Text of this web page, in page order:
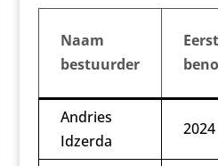
Naam
bestuurder
Andries
Idzerda
2024